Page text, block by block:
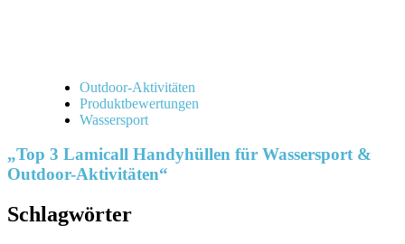
Outdoor-Aktivitäten
Produktbewertungen
Wassersport
„Top 3 Lamicall Handyhüllen für Wassersport &
Outdoor-Aktivitäten“
Schlagwörter